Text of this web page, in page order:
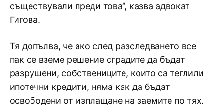
съществували преди това“, казва адвокат
Гигова.
Тя допълва, че ако след разследването все
пак се вземе решение сградите да бъдат
разрушени, собствениците, които са теглили
ипотечни кредити, няма как да бъдат
освободени от изплащане на заемите по тях.